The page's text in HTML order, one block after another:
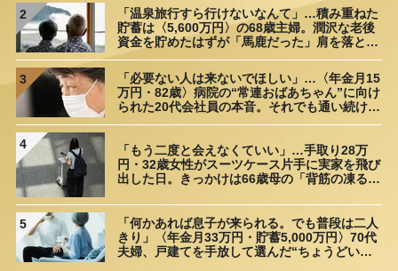
2
「温泉旅行すら行けないなんて」…積み重ねた
貯蓄は〈5,600万円〉の68歳主婦。潤沢な老後
資金を貯めたはずが「馬鹿だった」肩を落とす
3
「必要ない人は来ないでほしい」…〈年金月15
万円・82歳〉病院の“常連おばあちゃん”に向け
られた20代会社員の本音。それでも通い続ける
4
「もう二度と会えなくていい」…手取り28万
円・32歳女性がスーツケース片手に実家を飛び
出した日。きっかけは66歳母の「背筋の凍る一
5
「何かあれば息子が来られる。でも普段は二人
きり」〈年金月33万円・貯蓄5,000万円〉70代
夫婦、戸建てを手放して選んだ“ちょうどいい